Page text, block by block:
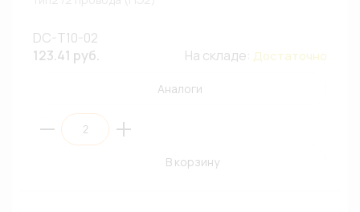
DC-T10-02
123.41 руб.
На складе: Достаточно
Аналоги
В корзину